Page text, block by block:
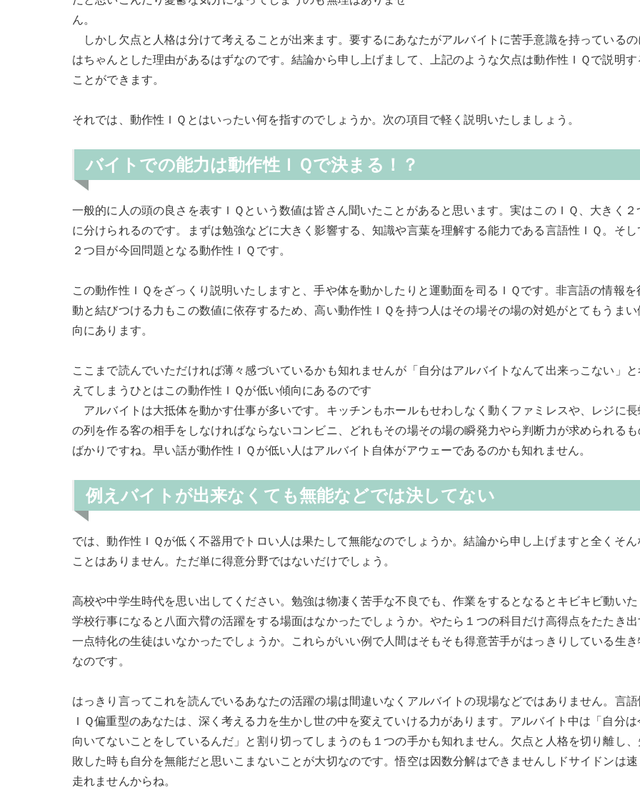
ん。
しかし欠点と人格は分けて考えることが出来ます。要するにあなたがアルバイトに苦手意識を持っている
はちゃんとした理由があるはずなのです。結論から申し上げまして、上記のような欠点は動作性ＩＱで説明す
ことができます。
それでは、動作性ＩＱとはいったい何を指すのでしょうか。次の項目で軽く説明いたしましょう。
バイトでの能力は動作性ＩＱで決まる！？
一般的に人の頭の良さを表すＩＱという数値は皆さん聞いたことがあると思います。実はこのＩＱ、大きく２
に分けられるのです。まずは勉強などに大きく影響する、知識や言葉を理解する能力である言語性ＩＱ。そし
２つ目が今回問題となる動作性ＩＱです。
この動作性ＩＱをざっくり説明いたしますと、手や体を動かしたりと運動面を司るＩＱです。非言語の情報を
動と結びつける力もこの数値に依存するため、高い動作性ＩＱを持つ人はその場その場の対処がとてもうまい
向にあります。
ここまで読んでいただければ薄々感づいているかも知れませんが「自分はアルバイトなんて出来っこない」
えてしまうひとはこの動作性ＩＱが低い傾向にあるのです
アルバイトは大抵体を動かす仕事が多いです。キッチンもホールもせわしなく動くファミレスや、レジに
の列を作る客の相手をしなければならないコンビニ、どれもその場その場の瞬発力やら判断力が求められる
ばかりですね。早い話が動作性ＩＱが低い人はアルバイト自体がアウェーであるのかも知れません。
例えバイトが出来なくても無能などでは決してない
では、動作性ＩＱが低く不器用でトロい人は果たして無能なのでしょうか。結論から申し上げますと全くそん
ことはありません。ただ単に得意分野ではないだけでしょう。
高校や中学生時代を思い出してください。勉強は物凄く苦手な不良でも、作業をするとなるとキビキビ動い
学校行事になると八面六臂の活躍をする場面はなかったでしょうか。やたら１つの科目だけ高得点をたたき
一点特化の生徒はいなかったでしょうか。これらがいい例で人間はそもそも得意苦手がはっきりしている生
なのです。
はっきり言ってこれを読んでいるあなたの活躍の場は間違いなくアルバイトの現場などではありません。言
ＩＱ偏重型のあなたは、深く考える力を生かし世の中を変えていける力があります。アルバイト中は「自分は
向いてないことをしているんだ」と割り切ってしまうのも１つの手かも知れません。欠点と人格を切り離し
敗した時も自分を無能だと思いこまないことが大切なのです。悟空は因数分解はできませんしドサイドンは
走れませんからね。